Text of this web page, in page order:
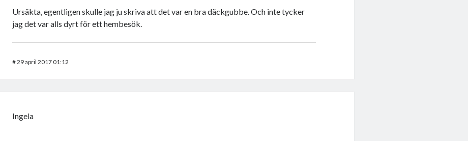
Ursäkta, egentligen skulle jag ju skriva att det var en bra däckgubbe. Och inte tycker
jag det var alls dyrt för ett hembesök.
#29 april 2017 01:12
Ingela